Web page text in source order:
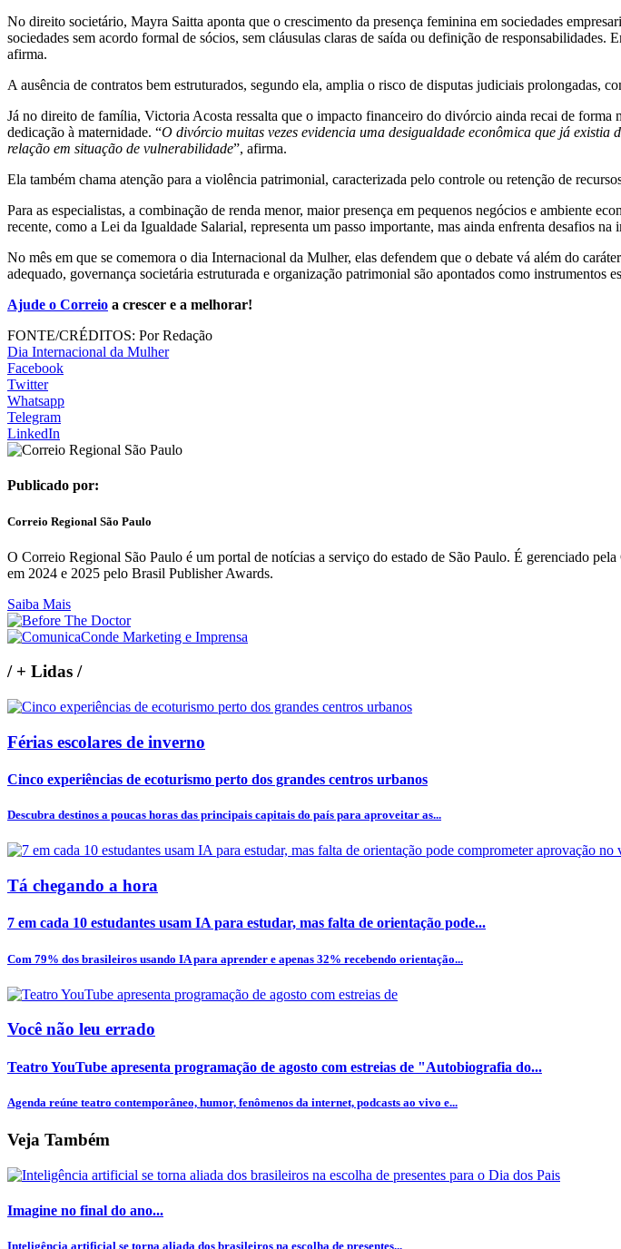
No direito societário, Mayra Saitta aponta que o crescimento da presença feminina em sociedades
sociedades sem acordo formal de sócios, sem cláusulas claras de saída ou definição de
afirma.
A ausência de contratos bem estruturados, segundo ela, amplia o risco de disputas judiciais prolongadas,
Já no direito de família, Victoria Acosta ressalta que o impacto financeiro do divórcio ainda recai de forma
dedicação à maternidade. “O divórcio muitas vezes evidencia uma desigualdade econômica que já
relação em situação de vulnerabilidade”, afirma.
Ela também chama atenção para a violência patrimonial, caracterizada pelo controle ou retenção de
Para as especialistas, a combinação de renda menor, maior presença em pequenos negócios e ambiente
recente, como a Lei da Igualdade Salarial, representa um passo importante, mas ainda enfrenta desafios na
No mês em que se comemora o dia Internacional da Mulher, elas defendem que o debate vá além do
adequado, governança societária estruturada e organização patrimonial são apontados como instrumentos
Ajude o Correio a crescer e a melhorar!
FONTE/CRÉDITOS: Por Redação
Dia Internacional da Mulher
Facebook
Twitter
Whatsapp
Telegram
LinkedIn
Publicado por:
Correio Regional São Paulo
O Correio Regional São Paulo é um portal de notícias a serviço do estado de São Paulo. É gerenciado
em 2024 e 2025 pelo Brasil Publisher Awards.
Saiba Mais
/+ Lidas /
Férias escolares de inverno
Cinco experiências de ecoturismo perto dos grandes centros urbanos
Descubra destinos a poucas horas das principais capitais do país para aproveitar as...
Tá chegando a hora
7 em cada 10 estudantes usam IA para estudar, mas falta de orientação pode...
Com 79% dos brasileiros usando IA para aprender e apenas 32% recebendo orientação...
Você não leu errado
Teatro YouTube apresenta programação de agosto com estreias de "Autobiografia do...
Agenda reúne teatro contemporâneo, humor, fenômenos da internet, podcasts ao vivo e...
Veja Também
Imagine no final do ano...
Inteligência artificial se torna aliada dos brasileiros na escolha de presentes...